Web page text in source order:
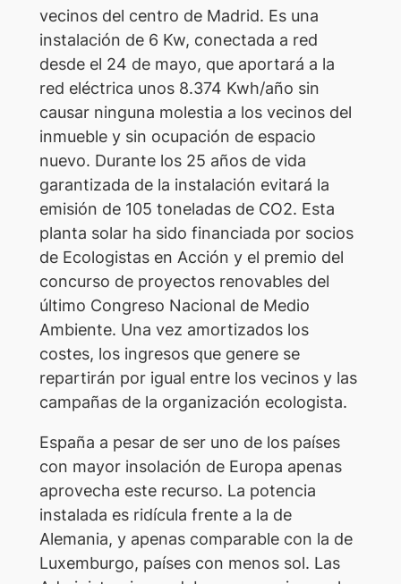
vecinos del centro de Madrid. Es una
instalación de 6 Kw, conectada a red
desde el 24 de mayo, que aportará a la
red eléctrica unos 8.374 Kwh/año sin
causar ninguna molestia a los vecinos del
inmueble y sin ocupación de espacio
nuevo. Durante los 25 años de vida
garantizada de la instalación evitará la
emisión de 105 toneladas de CO2. Esta
planta solar ha sido financiada por socios
de Ecologistas en Acción y el premio del
concurso de proyectos renovables del
último Congreso Nacional de Medio
Ambiente. Una vez amortizados los
costes, los ingresos que genere se
repartirán por igual entre los vecinos y las
campañas de la organización ecologista.
España a pesar de ser uno de los países
con mayor insolación de Europa apenas
aprovecha este recurso. La potencia
instalada es ridícula frente a la de
Alemania, y apenas comparable con la de
Luxemburgo, países con menos sol. Las